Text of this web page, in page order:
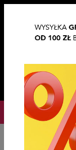
OKAZJE
Strona główna